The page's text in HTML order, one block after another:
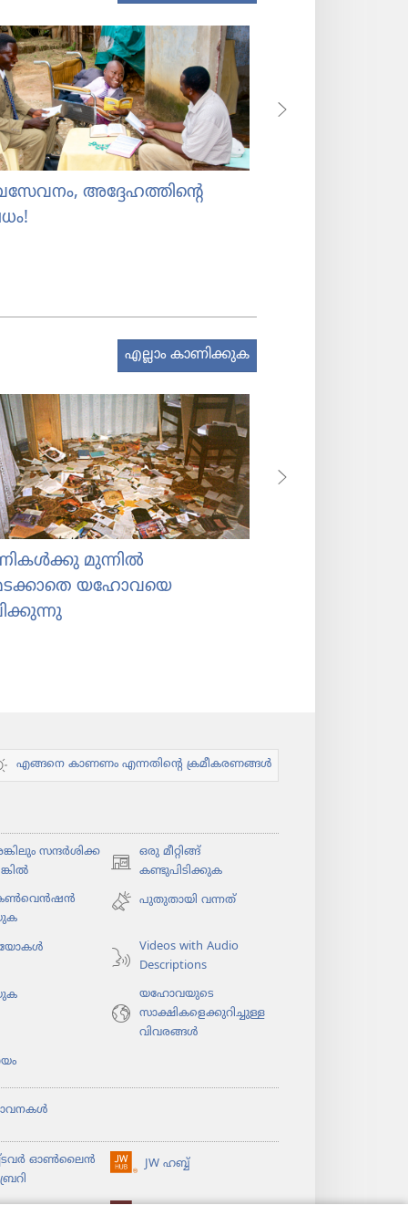
അദ്ദേഹത്തിന്റെ
എല്ലാം കാണിക്കുക
മുന്നിൽ
യഹോവയെ
എങ്ങനെ കാണണം എന്നതിന്റെ ക്രമീകരണങ്ങൾ
സന്ദർശി​ക്ക​
ഒരു മീറ്റിങ്ങ്
കണ്ടുപിടിക്കുക
(പുതിയ
പേജ്
തുറക്കുക)
പുതുതായി വന്നത്‌
Videos with Audio
Descriptions
യഹോവയുടെ
സാക്ഷികളെക്കുറിച്ചുള്ള
വിവരങ്ങൾ
ഓണ്‍ലൈന്‍
JW ഹബ്ബ്
(പുതിയ